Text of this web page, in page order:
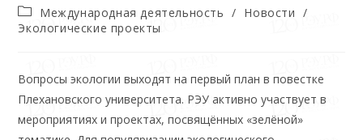
Международная деятельность / Новости /
Экологические проекты
Вопросы экологии выходят на первый план в повестке
Плехановского университета. РЭУ активно участвует в
мероприятиях и проектах, посвящённых «зелёной»